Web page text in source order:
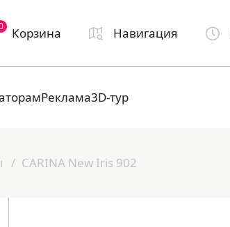
Корзина Навигация
Реклама3D-тур
CARINA New Iris 902